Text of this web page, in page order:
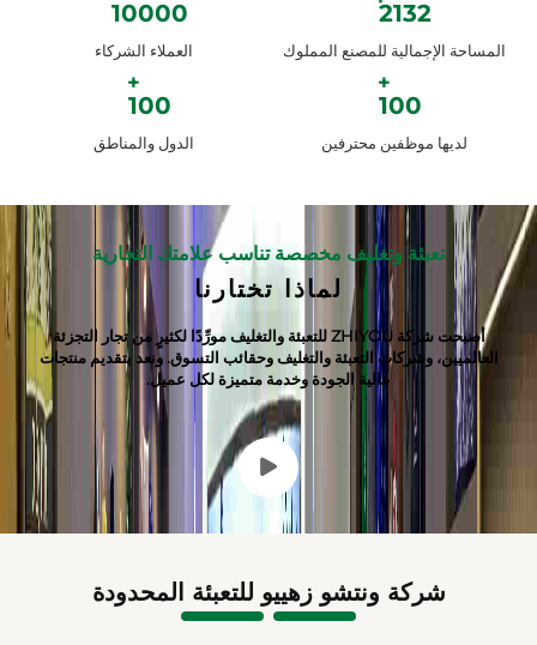
2132
المساحة الإجمالية للمصنع المملوك
10000
العملاء الشركاء
100
لديها موظفين محترفين
100
الدول والمناطق
تعبئة وتغليف مخصصة تناسب علامتك التجارية
لماذا تختارنا
أصبحت شركة ZHIYOU للتعبئة والتغليف مورِّدًا لكثيرٍ من تجار التجزئة
العالميين، وشركات التعبئة والتغليف وحقائب التسوق. ونعد بتقديم منتجات
عالية الجودة وخدمة متميزة لكل عميل.
شركة ونتشو زهييو للتعبئة المحدودة